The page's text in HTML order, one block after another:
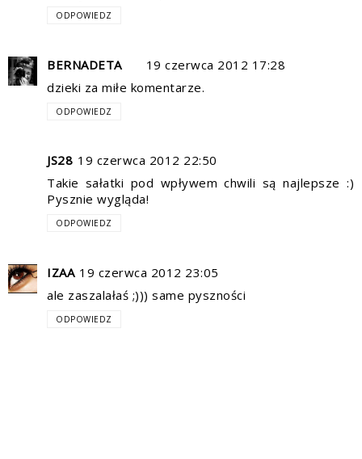
ODPOWIEDZ
BERNADETA
19 czerwca 2012 17:28
dzieki za miłe komentarze.
ODPOWIEDZ
JS28 19 czerwca 2012 22:50
Takie sałatki pod wpływem chwili są najlepsze :)
Pysznie wygląda!
ODPOWIEDZ
IZAA 19 czerwca 2012 23:05
ale zaszalałaś ;))) same pyszności
ODPOWIEDZ